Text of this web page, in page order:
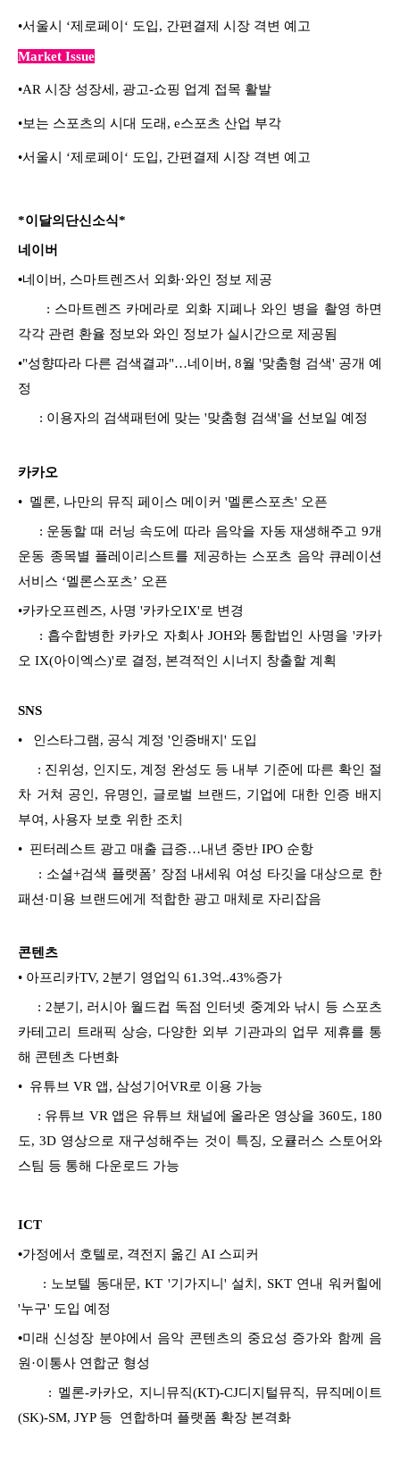
•서울시 ‘제로페이‘ 도입, 간편결제 시장 격변 예고
Market Issue
•AR 시장 성장세, 광고-쇼핑 업계 접목 활발
•보는 스포츠의 시대 도래, e스포츠 산업 부각
•서울시 ‘제로페이‘ 도입, 간편결제 시장 격변 예고
*이달의단신소식*
네이버
•네이버, 스마트렌즈서 외화·와인 정보 제공
: 스마트렌즈 카메라로 외화 지폐나 와인 병을 촬영 하면
각각 관련 환율 정보와 와인 정보가 실시간으로 제공됨
•"성향따라 다른 검색결과"…네이버, 8월 '맞춤형 검색' 공개 예
정
: 이용자의 검색패턴에 맞는 '맞춤형 검색'을 선보일 예정
카카오
• 멜론, 나만의 뮤직 페이스 메이커 '멜론스포츠' 오픈
: 운동할 때 러닝 속도에 따라 음악을 자동 재생해주고 9개
운동 종목별 플레이리스트를 제공하는 스포츠 음악 큐레이션
서비스 ‘멜론스포츠’ 오픈
•카카오프렌즈, 사명 '카카오IX'로 변경
: 흡수합병한 카카오 자회사 JOH와 통합법인 사명을 '카카
오 IX(아이엑스)'로 결정, 본격적인 시너지 창출할 계획
SNS
• 인스타그램, 공식 계정 '인증배지' 도입
: 진위성, 인지도, 계정 완성도 등 내부 기준에 따른 확인 절
차 거쳐 공인, 유명인, 글로벌 브랜드, 기업에 대한 인증 배지
부여, 사용자 보호 위한 조치
• 핀터레스트 광고 매출 급증…내년 중반 IPO 순항
: 소셜+검색 플랫폼’ 장점 내세워 여성 타깃을 대상으로 한
패션·미용 브랜드에게 적합한 광고 매체로 자리잡음
콘텐츠
• 아프리카TV, 2분기 영업익 61.3억..43%증가
: 2분기, 러시아 월드컵 독점 인터넷 중계와 낚시 등 스포츠
카테고리 트래픽 상승, 다양한 외부 기관과의 업무 제휴를 통
해 콘텐츠 다변화
• 유튜브 VR 앱, 삼성기어VR로 이용 가능
: 유튜브 VR 앱은 유튜브 채널에 올라온 영상을 360도, 180
도, 3D 영상으로 재구성해주는 것이 특징, 오큘러스 스토어와
스팀 등 통해 다운로드 가능
ICT
•가정에서 호텔로, 격전지 옮긴 AI 스피커
: 노보텔 동대문, KT '기가지니' 설치, SKT 연내 워커힐에
'누구' 도입 예정
•미래 신성장 분야에서 음악 콘텐츠의 중요성 증가와 함께 음
원·이통사 연합군 형성
: 멜론-카카오, 지니뮤직(KT)-CJ디지털뮤직, 뮤직메이트
(SK)-SM, JYP 등 연합하며 플랫폼 확장 본격화